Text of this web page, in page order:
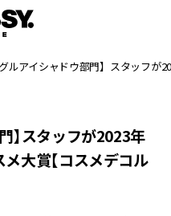
グルアイシャドウ部門】スタッフ
】スタッフが2023年
大賞【コスメデコル